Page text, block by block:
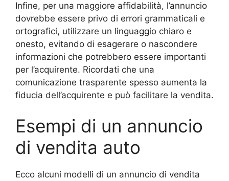
Infine, per una maggiore affidabilità, l’annuncio
dovrebbe essere privo di errori grammaticali e
ortografici, utilizzare un linguaggio chiaro e
onesto, evitando di esagerare o nascondere
informazioni che potrebbero essere importanti
per l’acquirente. Ricordati che una
comunicazione trasparente spesso aumenta la
fiducia dell’acquirente e può facilitare la vendita.
Esempi di un annuncio
di vendita auto
Ecco alcuni modelli di un annuncio di vendita